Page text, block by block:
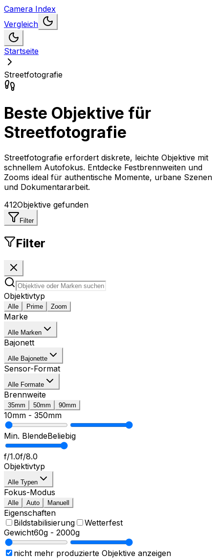
Camera Index
Vergleich
Startseite
Streetfotografie
Beste Objektive für
Streetfotografie
Streetfotografie erfordert diskrete, leichte Objektive mit
schnellem Autofokus. Entdecke Festbrennweiten und
Zooms ideal für authentische Momente, urbane Szenen
und Dokumentararbeit.
412Objektive gefunden
Filter
Filter
Objektivtyp
Alle Prime Zoom
Marke
Alle Marken
Bajonett
Alle Bajonette
Sensor-Format
Alle Formate
Brennweite
35mm 50mm 90mm
10mm - 350mm
Min. BlendeBeliebig
f/1.0f/8.0
Objektivtyp
Alle Typen
Fokus-Modus
Alle Auto Manuell
Eigenschaften
Bildstabilisierung
Wetterfest
Gewicht60g - 2000g
nicht mehr produzierte Objektive anzeigen